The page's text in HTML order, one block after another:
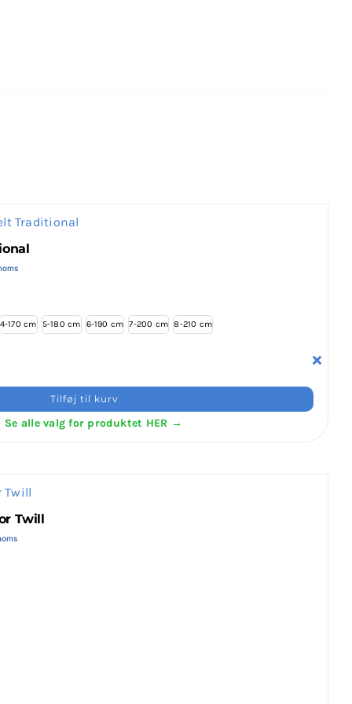
og stil på en måde, der understøtter din
kampsportsudøver – både teknisk og
4-170 cm 5-180 cm 6-190 cm 7-200 cm 8-210 cm
Tilføj til kurv
Se alle valg for produktet HER →
Twill